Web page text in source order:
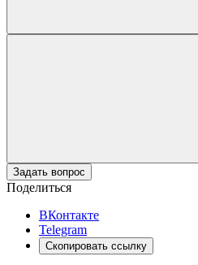
Задать вопрос
Поделиться
ВКонтакте
Telegram
Скопировать ссылку